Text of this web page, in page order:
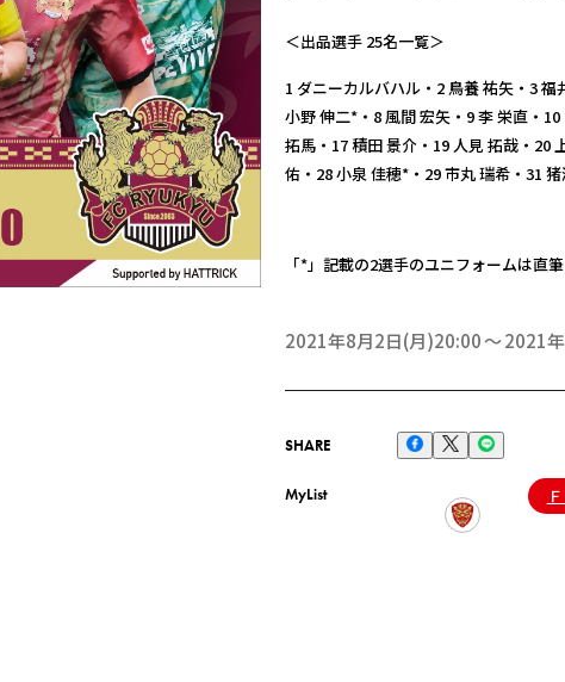
＜出品選手 25名一覧＞
1 ダニーカルバハル・2 鳥養 祐矢・3
小野 伸二*・8 風間 宏矢・9 李 栄直・
拓馬・17 積田 景介・19 人見 拓哉・20
佑・28 小泉 佳穂*・29 市丸 瑞希・31
「*」記載の2選手のユニフォームは直
2021年8月2日(月)20:00 2021
SHARE
MyList